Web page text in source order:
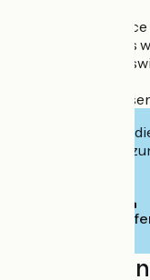
Outside, the
guests' disposal as
counter-current
Breakfast can be
Interessiert Sie
deren Website
Localisation